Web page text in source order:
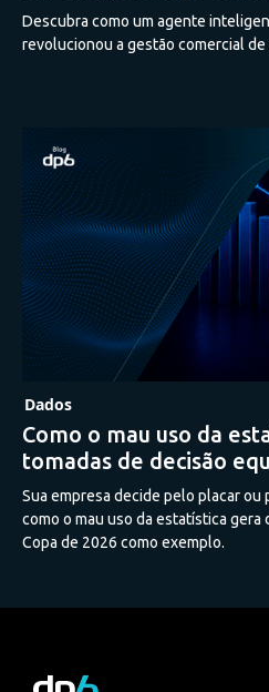
Descubra como um agente
revolucionou a gestão comercial
Dados
Como o mau uso da
tomadas de decisão
Sua empresa decide pelo placar ou
como o mau uso da estatística gera
Copa de 2026 como exemplo.